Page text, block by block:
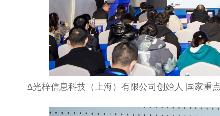
Δ光梓信息科技（上海）有限公司创始人 国家重